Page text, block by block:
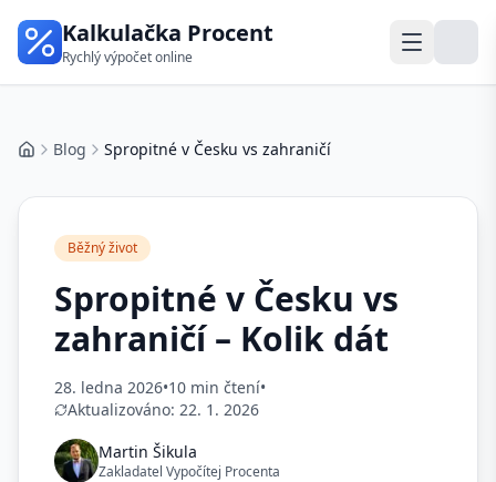
Kalkulačka Procent
Rychlý výpočet online
DomůBlog Spropitné v Česku vs zahraničí
Běžný život
Spropitné v Česku vs
zahraničí – Kolik dát
28. ledna 2026•10 min čtení•
Aktualizováno: 22. 1. 2026
Martin Šikula
Zakladatel Vypočítej Procenta